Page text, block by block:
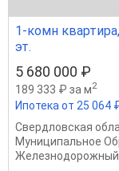
1-комн
эт.
5 680 000 ₽
189 333 ₽ за м2
Ипотека от 25 064
Свердловская
Муниципальное
Железнодорожный